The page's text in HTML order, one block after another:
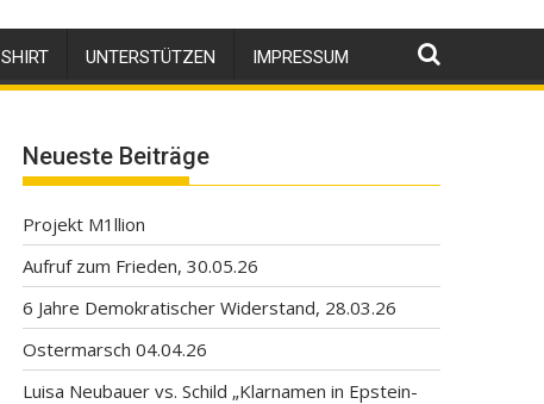
SHIRT UNTERSTÜTZEN IMPRESSUM
Neueste Beiträge
Projekt M1llion
Aufruf zum Frieden, 30.05.26
6 Jahre Demokratischer Widerstand, 28.03.26
Ostermarsch 04.04.26
Luisa Neubauer vs. Schild „Klarnamen in Epstein-